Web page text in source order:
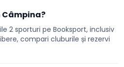
Câmpina?
2 sporturi pe Booksport, inclusiv
compari cluburile și rezervi